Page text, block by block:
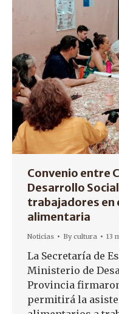
Convenio entre
Desarrollo
trabajadores en
alimentaria
Noticias Bycultura 13
La Secretaría de
Ministerio de
Provincia
permitirá la